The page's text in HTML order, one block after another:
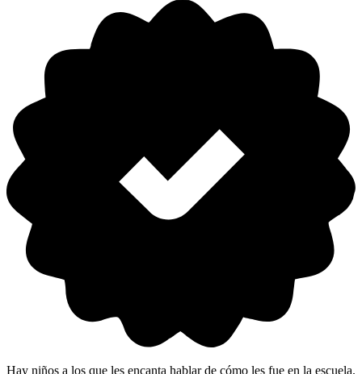
Hay niños a los que les encanta hablar de cómo les fue en la escuela.